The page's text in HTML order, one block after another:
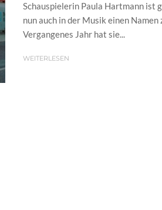
Schauspielerin Paula Hartmann ist
nun auch in der Musik einen Namen
Vergangenes Jahr hat sie...
WEITERLESEN